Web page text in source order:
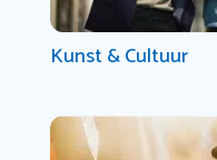
Kunst & Cultuur